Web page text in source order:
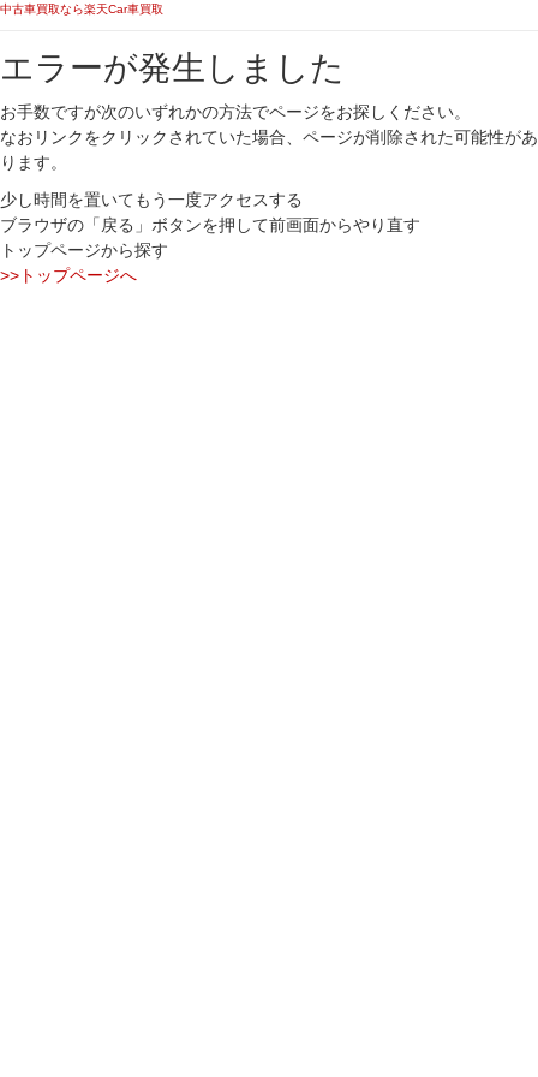
中古車買取なら楽天Car車買取
エラーが発生しました
お手数ですが次のいずれかの方法でページをお探しください。
なおリンクをクリックされていた場合、ページが削除された可能性があ
ります。
少し時間を置いてもう一度アクセスする
ブラウザの「戻る」ボタンを押して前画面からやり直す
トップページから探す
>>トップページへ